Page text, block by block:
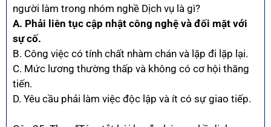
người làm trong nhóm nghề Dịch vụ là gì?
A. Phải liên tục cập nhật công nghệ và đối mặt với
sự cố.
B. Công việc có tính chất nhàm chán và lặp đi lặp lại.
C. Mức lương thường thấp và không có cơ hội thăng
tiến.
D. Yêu cầu phải làm việc độc lập và ít có sự giao tiếp.